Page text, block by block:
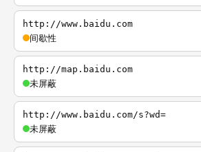
http://www.baidu.com
间歇性
http://map.baidu.com
未屏蔽
http://www.baidu.com/s?wd=
未屏蔽